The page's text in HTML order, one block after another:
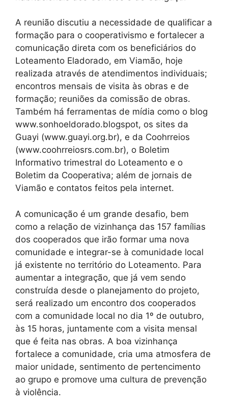
A reunião discutiu a necessidade de qualificar a
formação para o cooperativismo e fortalecer a
comunicação direta com os beneficiários do
Loteamento Eladorado, em Viamão, hoje
realizada através de atendimentos individuais;
encontros mensais de visita às obras e de
formação; reuniões da comissão de obras.
Também há ferramentas de mídia como o blog
www.sonhoeldorado.blogspot, os sites da
Guayi (www.guayi.org.br), e da Coohrreios
(www.coohrreiosrs.com.br), o Boletim
Informativo trimestral do Loteamento e o
Boletim da Cooperativa; além de jornais de
Viamão e contatos feitos pela internet.
A comunicação é um grande desafio, bem
como a relação de vizinhança das 157 famílias
dos cooperados que irão formar uma nova
comunidade e integrar-se à comunidade local
já existente no território do Loteamento. Para
aumentar a integração, que já vem sendo
construída desde o planejamento do projeto,
será realizado um encontro dos cooperados
com a comunidade local no dia 1º de outubro,
às 15 horas, juntamente com a visita mensal
que é feita nas obras. A boa vizinhança
fortalece a comunidade, cria uma atmosfera de
maior unidade, sentimento de pertencimento
ao grupo e promove uma cultura de prevenção
à violência.